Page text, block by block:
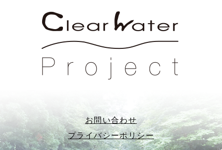
お問い合わせ
プライバシーポリシー